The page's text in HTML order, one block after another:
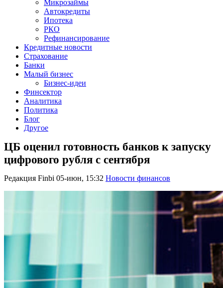
Микрозаймы
Автокредиты
Ипотека
РКО
Рефинансирование
Кредитные новости
Страхование
Банки
Малый бизнес
Бизнес-идеи
Финсектор
Аналитика
Политика
Блог
Другое
ЦБ оценил готовность банков к запуску
цифрового рубля с сентября
Редакция Finbi 05-июн, 15:32 Новости финансов